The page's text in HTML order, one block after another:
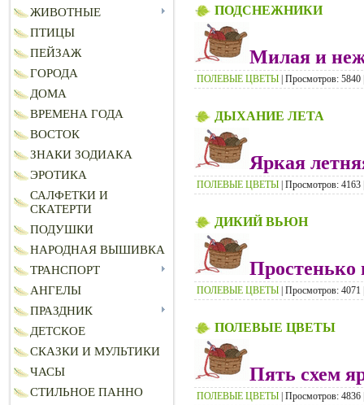
ЖИВОТНЫЕ
ПТИЦЫ
ПЕЙЗАЖ
ГОРОДА
ДОМА
ВРЕМЕНА ГОДА
ВОСТОК
ЗНАКИ ЗОДИАКА
ЭРОТИКА
САЛФЕТКИ И
СКАТЕРТИ
ПОДУШКИ
НАРОДНАЯ ВЫШИВКА
ТРАНСПОРТ
АНГЕЛЫ
ПРАЗДНИК
ДЕТСКОЕ
СКАЗКИ И МУЛЬТИКИ
ЧАСЫ
СТИЛЬНОЕ ПАННО
ПОДСНЕЖНИКИ
Милая и
ПОЛЕВЫЕ ЦВЕТЫ | Просмотров:
ДЫХАНИЕ ЛЕТА
Яркая
ПОЛЕВЫЕ ЦВЕТЫ | Просмотров:
ДИКИЙ ВЬЮН
Простенько
ПОЛЕВЫЕ ЦВЕТЫ | Просмотров:
ПОЛЕВЫЕ ЦВЕТЫ
Пять схем
ПОЛЕВЫЕ ЦВЕТЫ | Просмотров: